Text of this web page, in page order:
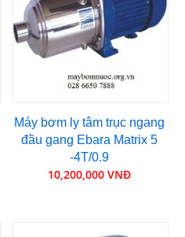
Máy bơm ly tâm trục ngang
đầu gang Ebara Matrix 5
-4T/0.9
10,200,000 VNĐ